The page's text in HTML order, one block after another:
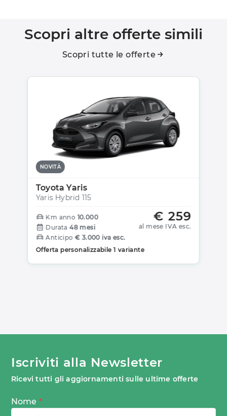
Scopri altre offerte simili
Scopri tutte le offerte
NOVITÀ
Toyota Yaris
Yaris Hybrid 115
€ 259
al mese IVA esc.
Km anno 10.000
Durata 48 mesi
Anticipo € 3.000 iva esc.
Offerta personalizzabile 1 variante
Iscriviti alla Newsletter
Ricevi tutti gli aggiornamenti sulle ultime offerte
Nome *